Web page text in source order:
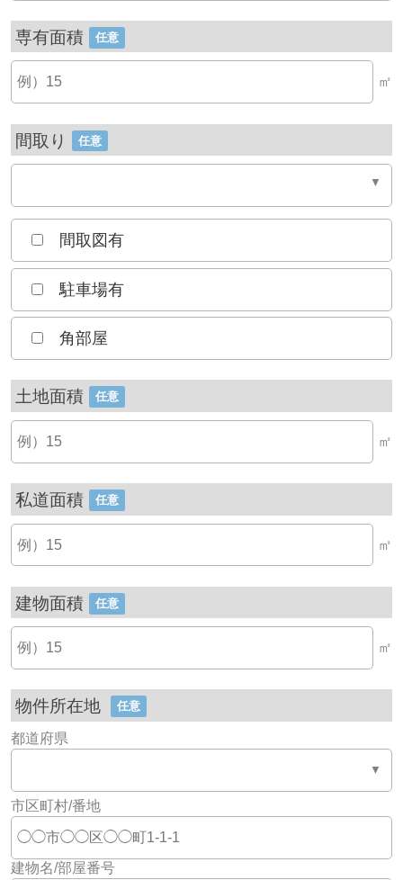
専有面積 任意
㎡
間取り 任意
間取図有
駐車場有
角部屋
土地面積 任意
㎡
私道面積 任意
㎡
建物面積 任意
㎡
物件所在地 任意
都道府県
市区町村/番地
建物名/部屋番号